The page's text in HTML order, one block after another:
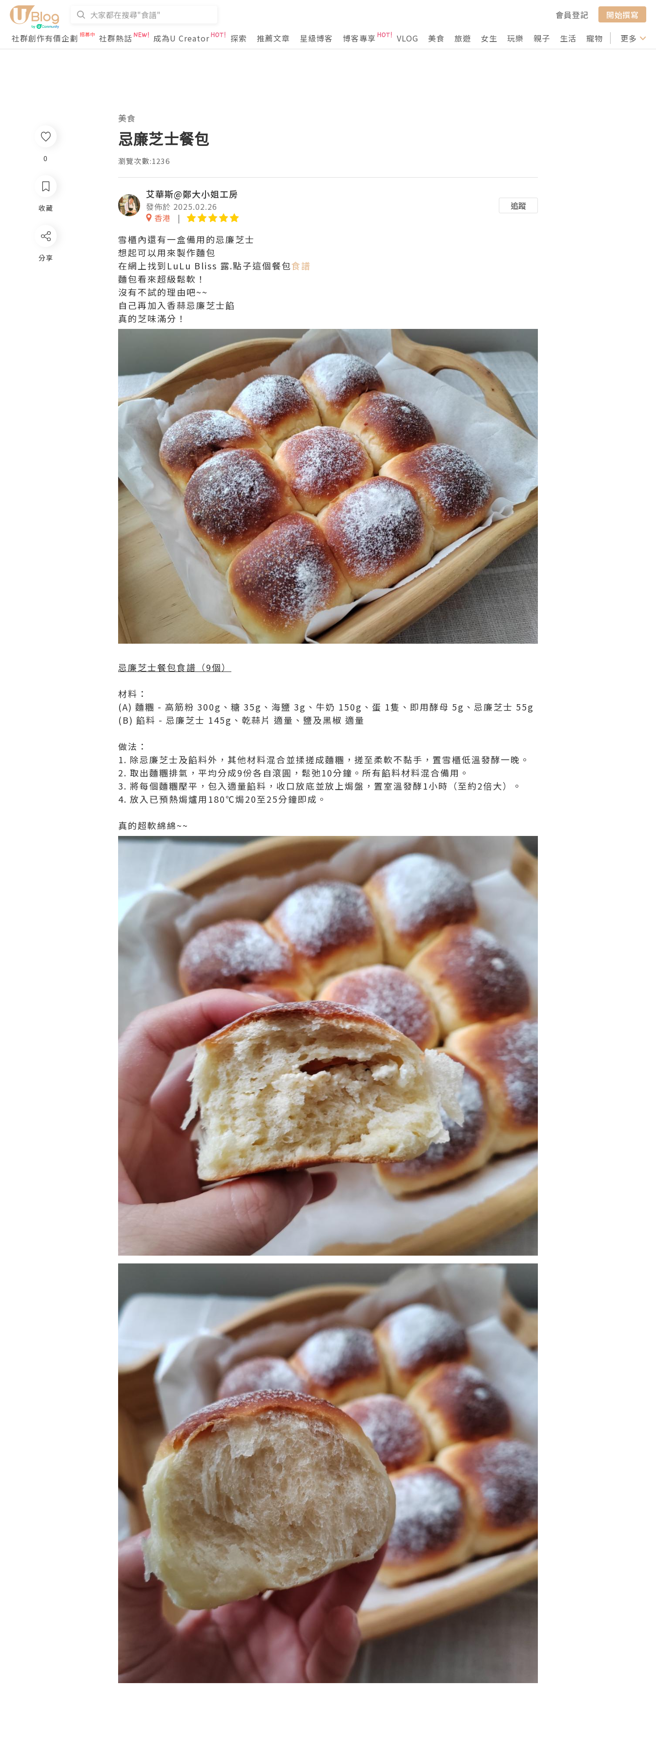
會員登記
開始撰寫
社群創作有價企劃
社群熱話 成為U Creator 探索 推薦文章 星級博客 博客專享 VLOG 美食 旅遊 女生 玩樂 親子 生活 寵物 行山 打卡
更多
0
收藏
分享
美食
忌廉芝士餐包
瀏覽次數:1236
艾華斯@鄭大小姐工房
發佈於 2025.02.26
香港
追蹤
雪櫃內還有一盒備用的忌廉芝士
想起可以用來製作麵包
在網上找到LuLu Bliss 露.點子這個餐包食譜
麵包看來超級鬆軟！
沒有不試的理由吧~~
自己再加入香蒜忌廉芝士餡
真的芝味滿分！
忌廉芝士餐包食譜（9個）
材料：
(A) 麵糰 - 高筋粉 300g、糖 35g、海鹽 3g、牛奶 150g、蛋 1隻、即用酵母 5g、忌廉芝士 55g
(B) 餡料 - 忌廉芝士 145g、乾蒜片 適量、鹽及黑椒 適量
做法：
1. 除忌廉芝士及餡料外，其他材料混合並揉搓成麵糰，搓至柔軟不黏手，置雪櫃低溫發酵一晚。
2. 取出麵糰排氣，平均分成9份各自滾圓，鬆弛10分鐘。所有餡料材料混合備用。
3. 將每個麵糰壓平，包入適量餡料，收口放底並放上焗盤，置室溫發酵1小時（至約2倍大）。
4. 放入已預熱焗爐用180℃焗20至25分鐘即成。
真的超軟綿綿~~